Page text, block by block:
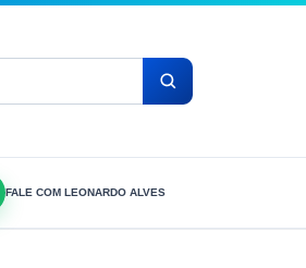
FALE COM LEONARDO ALVES